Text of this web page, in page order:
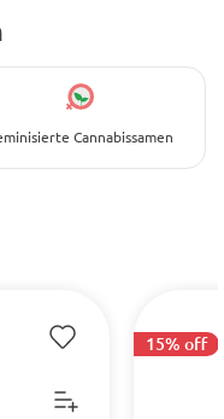
Cannabissamen
15% off